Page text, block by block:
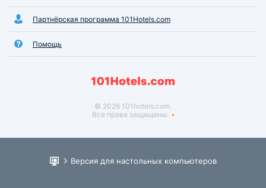
Партнёрская программа 101Hotels.com
Помощь
© 2026 101hotels.com.
Все права защищены.
Версия для настольных компьютеров